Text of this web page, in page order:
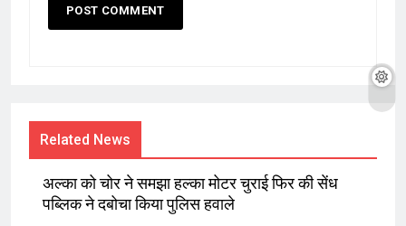
Related News
अल्का को चोर ने समझा हल्का मोटर चुराई फिर की सेंध
पब्लिक ने दबोचा किया पुलिस हवाले